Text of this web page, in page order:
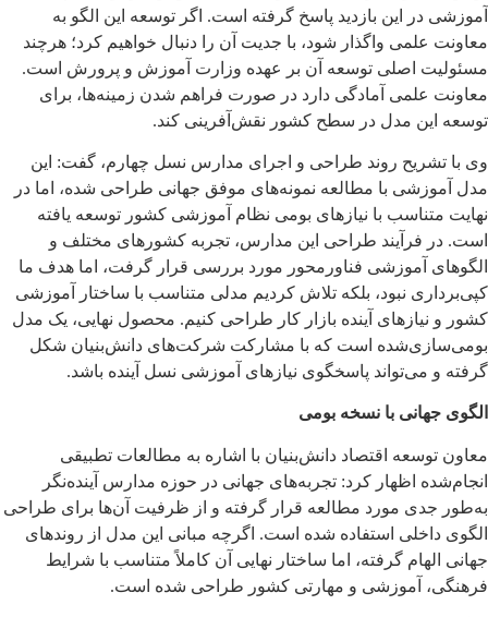
آموزشی در این بازدید پاسخ گرفته است. اگر توسعه این الگو به
معاونت علمی واگذار شود، با جدیت آن را دنبال خواهیم کرد؛ هرچند
مسئولیت اصلی توسعه آن بر عهده وزارت آموزش و پرورش است.
معاونت علمی آمادگی دارد در صورت فراهم شدن زمینه‌ها، برای
توسعه این مدل در سطح کشور نقش‌آفرینی کند.
وی با تشریح روند طراحی و اجرای مدارس نسل چهارم، گفت: این
مدل آموزشی با مطالعه نمونه‌های موفق جهانی طراحی شده، اما در
نهایت متناسب با نیازهای بومی نظام آموزشی کشور توسعه یافته
است. در فرآیند طراحی این مدارس، تجربه کشورهای مختلف و
الگوهای آموزشی فناورمحور مورد بررسی قرار گرفت، اما هدف ما
کپی‌برداری نبود، بلکه تلاش کردیم مدلی متناسب با ساختار آموزشی
کشور و نیازهای آینده بازار کار طراحی کنیم. محصول نهایی، یک مدل
بومی‌سازی‌شده است که با مشارکت شرکت‌های دانش‌بنیان شکل
گرفته و می‌تواند پاسخگوی نیازهای آموزشی نسل آینده باشد.
الگوی جهانی با نسخه بومی
معاون توسعه اقتصاد دانش‌بنیان با اشاره به مطالعات تطبیقی
انجام‌شده اظهار کرد: تجربه‌های جهانی در حوزه مدارس آینده‌نگر
به‌طور جدی مورد مطالعه قرار گرفته و از ظرفیت آن‌ها برای طراحی
الگوی داخلی استفاده شده است. اگرچه مبانی این مدل از روندهای
جهانی الهام گرفته، اما ساختار نهایی آن کاملاً متناسب با شرایط
فرهنگی، آموزشی و مهارتی کشور طراحی شده است.